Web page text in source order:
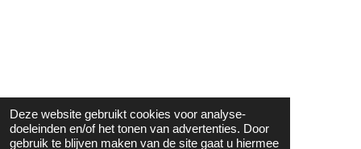
Deze website gebruikt cookies voor analyse-
doeleinden en/of het tonen van advertenties. Door
gebruik te blijven maken van de site gaat u hiermee